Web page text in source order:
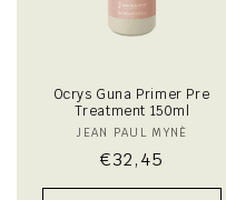
Ocrys Guna Primer Pre
Treatment 150ml
Verkoper:
JEAN PAUL MYNÈ
Normale
prijs
€32,45